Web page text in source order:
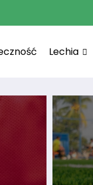
Lechia